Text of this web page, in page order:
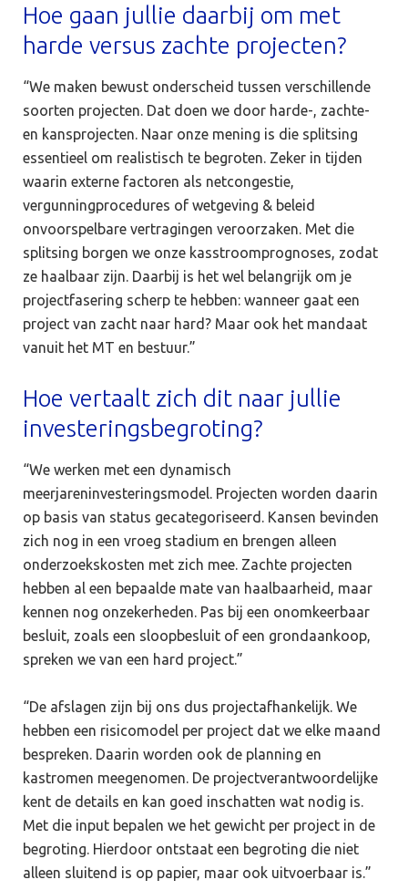
Hoe gaan jullie daarbij om met
harde versus zachte projecten?
“We maken bewust onderscheid tussen verschillende
soorten projecten. Dat doen we door harde-, zachte-
en kansprojecten. Naar onze mening is die splitsing
essentieel om realistisch te begroten. Zeker in tijden
waarin externe factoren als netcongestie,
vergunningprocedures of wetgeving & beleid
onvoorspelbare vertragingen veroorzaken. Met die
splitsing borgen we onze kasstroomprognoses, zodat
ze haalbaar zijn. Daarbij is het wel belangrijk om je
projectfasering scherp te hebben: wanneer gaat een
project van zacht naar hard? Maar ook het mandaat
vanuit het MT en bestuur.”
Hoe vertaalt zich dit naar jullie
investeringsbegroting?
“We werken met een dynamisch
meerjareninvesteringsmodel. Projecten worden daarin
op basis van status gecategoriseerd. Kansen bevinden
zich nog in een vroeg stadium en brengen alleen
onderzoekskosten met zich mee. Zachte projecten
hebben al een bepaalde mate van haalbaarheid, maar
kennen nog onzekerheden. Pas bij een onomkeerbaar
besluit, zoals een sloopbesluit of een grondaankoop,
spreken we van een hard project.”
“De afslagen zijn bij ons dus projectafhankelijk. We
hebben een risicomodel per project dat we elke maand
bespreken. Daarin worden ook de planning en
kastromen meegenomen. De projectverantwoordelijke
kent de details en kan goed inschatten wat nodig is.
Met die input bepalen we het gewicht per project in de
begroting. Hierdoor ontstaat een begroting die niet
alleen sluitend is op papier, maar ook uitvoerbaar is.”